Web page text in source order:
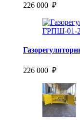
226 000 ₽
226 000 ₽